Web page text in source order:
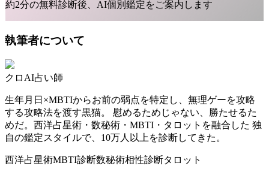
約2分の無料診断後、AI個別鑑定をご案内します
執筆者について
クロ AI占い師
生年月日×MBTIからお前の弱点を特定し、無理ゲーを攻略
する攻略法を渡す黒猫。 慰めるためじゃない、勝たせるた
めだ。西洋占星術・数秘術・MBTI・タロットを融合した 独
自の鑑定スタイルで、10万人以上を診断してきた。
西洋占星術MBTI診断数秘術相性診断タロット